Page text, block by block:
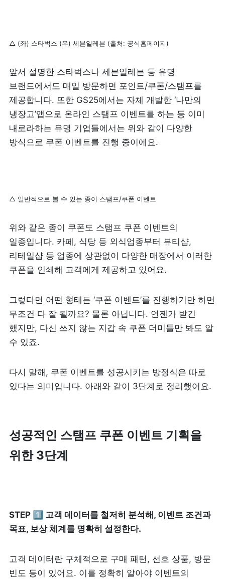
△ (좌) 스타벅스 (우) 세븐일레븐 (출처: 공식홈페이지)
앞서 설명한 스타벅스나 세븐일레븐 등 유명
브랜드에서도 매일 방문하면 포인트/쿠폰/스탬프를
제공합니다. 또한 GS25에서는 자체 개발한 ‘나만의
냉장고’앱으로 온라인 스탬프 이벤트를 하는 등 이미
내로라하는 유명 기업들에서는 위와 같이 다양한
방식으로 쿠폰 이벤트를 진행 중이에요.
△ 일반적으로 볼 수 있는 종이 스탬프/쿠폰 이벤트
위와 같은 종이 쿠폰도 스탬프 쿠폰 이벤트의
일종입니다. 카페, 식당 등 외식업종부터 뷰티샵,
리테일샵 등 업종에 상관없이 다양한 매장에서 이러한
쿠폰을 인쇄해 고객에게 제공하고 있어요.
그렇다면 어떤 형태든 ‘쿠폰 이벤트’를 진행하기만 하면
무조건 다 잘 될까요? 물론 아닙니다. 언젠가 받긴
했지만, 다신 쓰지 않는 지갑 속 쿠폰 더미들만 봐도 알
수 있죠.
다시 말해, 쿠폰 이벤트를 성공시키는 방정식은 따로
있다는 의미입니다. 아래와 같이 3단계로 정리했어요.
성공적인 스탬프 쿠폰 이벤트 기획을
위한 3단계
STEP 1️⃣ 고객 데이터를 철저히 분석해, 이벤트 조건과
목표, 보상 체계를 명확히 설정한다.
고객 데이터란 구체적으로 구매 패턴, 선호 상품, 방문
빈도 등이 있어요. 이를 정확히 알아야 이벤트의